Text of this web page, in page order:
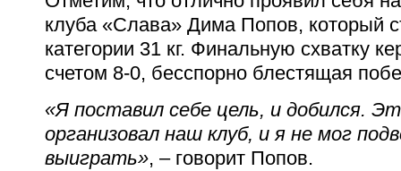
клуба «Слава» Дима Попов, который
категории 31 кг. Финальную схватку
счетом 8-0, бесспорно блестящая
«Я поставил себе цель, и добился.
организовал наш клуб, и я не мог
выиграть», – говорит Попов.